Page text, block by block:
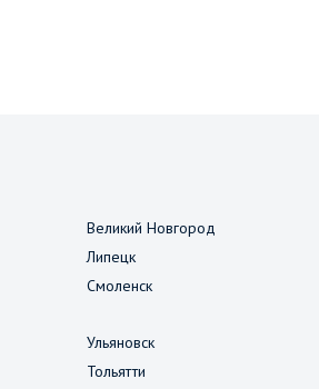
Великий Новгород
Липецк
Смоленск
Ульяновск
Тольятти